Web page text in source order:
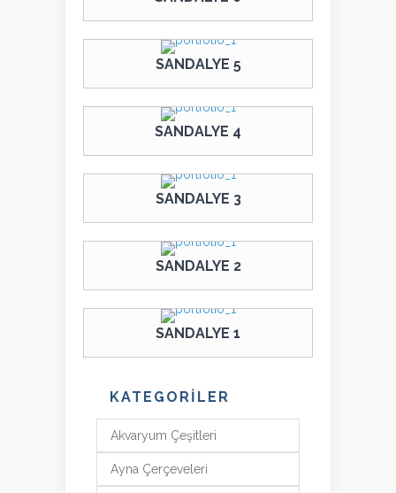
SANDALYE 5
SANDALYE 4
SANDALYE 3
SANDALYE 2
SANDALYE 1
KATEGORİLER
Akvaryum Çeşitleri
Ayna Çerçeveleri